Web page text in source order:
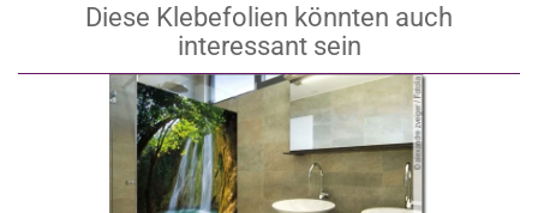
Diese Klebefolien könnten auch
interessant sein